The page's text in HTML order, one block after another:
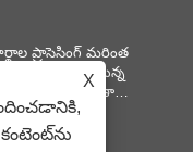
X
ప్రాసెసింగ్ మరింత
మరియు మారుతున్న
ఉత్పాదక ప్రమాణాలు
బలవంతం చేస్తాయి.
పరిశ్రమ